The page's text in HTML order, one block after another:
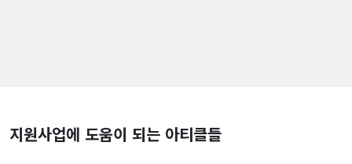
지원사업에 도움이 되는 아티클들